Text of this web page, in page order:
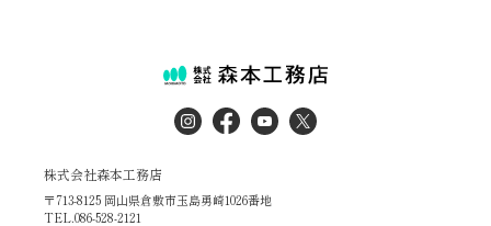
株式会社森本工務店
〒713-8125 岡山県倉敷市玉島勇崎1026番地
TEL.086-528-2121